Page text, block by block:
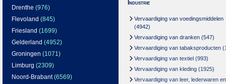
Drenthe (976)
Flevoland (845)
Friesland (1699)
Gelderland (4952)
Groningen (1071)
Limburg (2309)
Noord-Brabant(6569)
Industrie
Vervaardiging van voedingsmiddelen
(4942)
Vervaardiging van dranken (547)
Vervaardiging van tabaksproducten
Vervaardiging van textiel (993)
Vervaardiging van kleding (1925)
Vervaardiging van leer, lederwaren en